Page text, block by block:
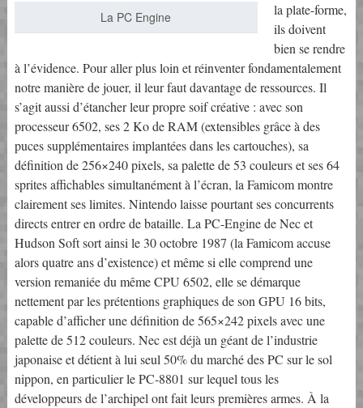
La PC Engine
la plate-forme,
ils doivent
bien se rendre
à l’évidence. Pour aller plus loin et réinventer fondamentalement
notre manière de jouer, il leur faut davantage de ressources. Il
s’agit aussi d’étancher leur propre soif créative : avec son
processeur 6502, ses 2 Ko de RAM (extensibles grâce à des
puces supplémentaires implantées dans les cartouches), sa
définition de 256×240 pixels, sa palette de 53 couleurs et ses 64
sprites affichables simultanément à l’écran, la Famicom montre
clairement ses limites. Nintendo laisse pourtant ses concurrents
directs entrer en ordre de bataille. La PC-Engine de Nec et
Hudson Soft sort ainsi le 30 octobre 1987 (la Famicom accuse
alors quatre ans d’existence) et même si elle comprend une
version remaniée du même CPU 6502, elle se démarque
nettement par les prétentions graphiques de son GPU 16 bits,
capable d’afficher une définition de 565×242 pixels avec une
palette de 512 couleurs. Nec est déjà un géant de l’industrie
japonaise et détient à lui seul 50% du marché des PC sur le sol
nippon, en particulier le PC-8801 sur lequel tous les
développeurs de l’archipel ont fait leurs premières armes. À la